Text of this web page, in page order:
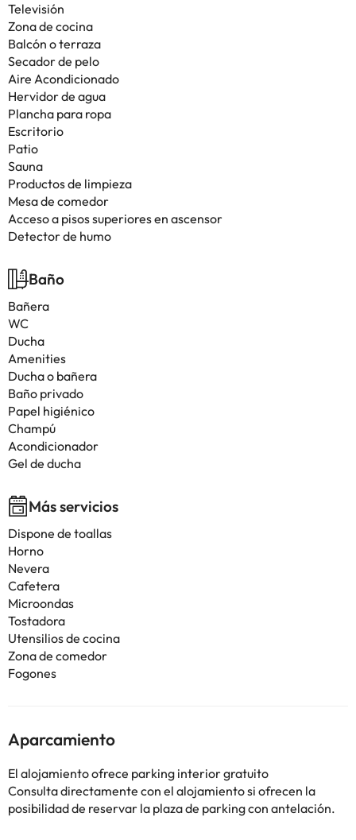
Televisión
Zona de cocina
Balcón o terraza
Secador de pelo
Aire Acondicionado
Hervidor de agua
Plancha para ropa
Escritorio
Patio
Sauna
Productos de limpieza
Mesa de comedor
Acceso a pisos superiores en ascensor
Detector de humo
Baño
Bañera
WC
Ducha
Amenities
Ducha o bañera
Baño privado
Papel higiénico
Champú
Acondicionador
Gel de ducha
Más servicios
Dispone de toallas
Horno
Nevera
Cafetera
Microondas
Tostadora
Utensilios de cocina
Zona de comedor
Fogones
Aparcamiento
El alojamiento ofrece parking interior gratuito
Consulta directamente con el alojamiento si ofrecen la
posibilidad de reservar la plaza de parking con antelación.